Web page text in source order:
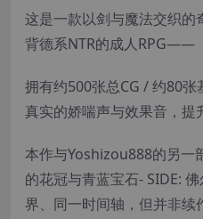
这是一款以剑与魔法交织的
背德系NTR的成人RPG――
拥有约500张总CG / 约80张
真实的娇喘声与效果音，提
本作与Yoshizou888的另一
的花冠与青蓝宝石- SIDE:
界、同一时间轴，但并非